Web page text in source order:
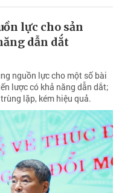
lực cho sản
dẫn dắt
nguồn lực cho một số bài
lược có khả năng dẫn dắt;
lặp, kém hiệu quả.